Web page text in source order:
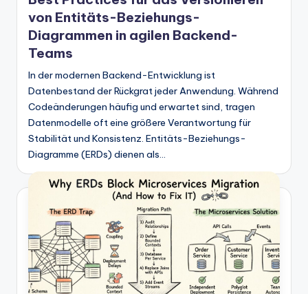
von Entitäts-Beziehungs-
Diagrammen in agilen Backend-
Teams
In der modernen Backend-Entwicklung ist
Datenbestand der Rückgrat jeder Anwendung. Während
Codeänderungen häufig und erwartet sind, tragen
Datenmodelle oft eine größere Verantwortung für
Stabilität und Konsistenz. Entitäts-Beziehungs-
Diagramme (ERDs) dienen als…